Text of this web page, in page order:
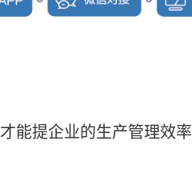
才能提企业的生产管理效率